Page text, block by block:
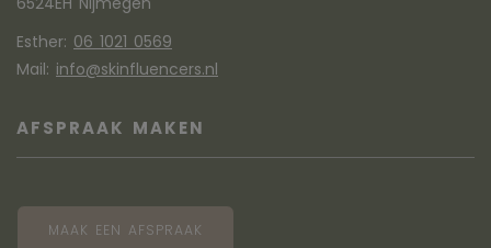
Esther: 06 1021 0569
Mail: info@skinfluencers.nl
AFSPRAAK MAKEN
MAAK EEN AFSPRAAK